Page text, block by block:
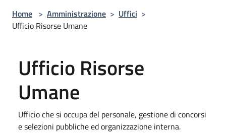
Home > Amministrazione > Uffici >
Ufficio Risorse Umane
Ufficio Risorse
Umane
Ufficio che si occupa del personale, gestione di concorsi
e selezioni pubbliche ed organizzazione interna.